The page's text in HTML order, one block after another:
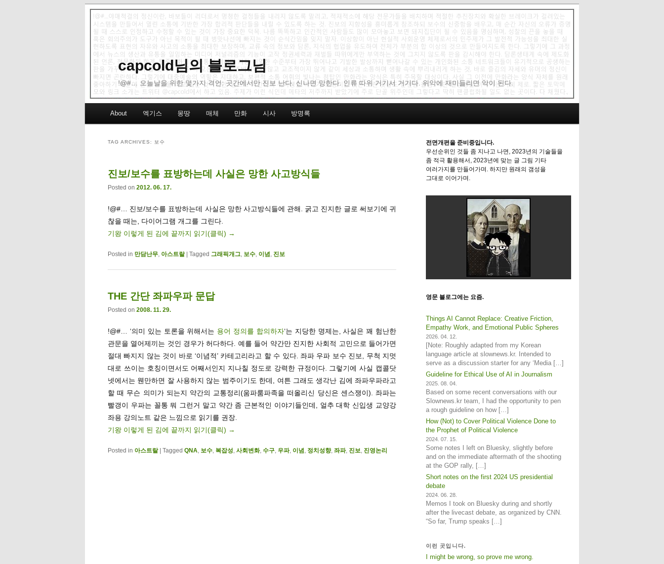
capcold님의 블로그님
!@#… 오늘날을 위한 몇가지 격언: 곳간에서만 진보 난다. 신나면 망한다. 인류 따위 거기서 거기다. 위악에 재미들리면 악이 된다.
Skip to primary content
Skip to secondary content
About 엑기스 몽땅 매체 만화 시사 방명록
TAG ARCHIVES: 보수
진보/보수를 표방하는데 사실은 망한 사고방식들
Posted on 2012. 06. 17.
!@#… 진보/보수를 표방하는데 사실은 망한 사고방식들에 관해. 굵고 진지한 글로 써보기에 귀
찮을 때는, 다이어그램 개그를 그린다.
기왕 이렇게 된 김에 끝까지 읽기(클릭) →
Posted in 만담난무, 아스트랄 Tagged 그래픽개그, 보수, 이념 , 진보
THE 간단 좌파우파 문답
Posted on 2008. 11. 29.
!@#… ‘의미 있는 토론을 위해서는 용어 정의를 합의하자‘는 지당한 명제는, 사실은 꽤 험난한
관문을 열어제끼는 것인 경우가 허다하다. 예를 들어 약간만 진지한 사회적 고민으로 들어가면
절대 빠지지 않는 것이 바로 ‘이념적’ 카테고리라고 할 수 있다. 좌파 우파 보수 진보, 무척 지멋
대로 쓰이는 호칭이면서도 어째서인지 지나칠 정도로 강력한 규정이다. 그렇기에 사실 캡콜닷
넷에서는 웬만하면 잘 사용하지 않는 범주이기도 한데, 여튼 그래도 생각난 김에 좌파우파라고
할 때 무슨 의미가 되는지 약간의 교통정리(움파룸파족을 떠올리신 당신은 센스쟁이). 좌파는
빨갱이 우파는 꼴통 뭐 그런거 말고 약간 좀 근본적인 이야기들인데, 얼추 대학 신입생 교양강
좌용 강의노트 같은 느낌으로 읽기를 권장.
기왕 이렇게 된 김에 끝까지 읽기(클릭) →
Posted in 아스트랄 Tagged QNA, 보수, 복잡성, 사회변화, 수구, 우파, 이념 , 정치성향, 좌파, 진보, 진영논리
전면개편을 준비중입니다.
우선순위인 것들 좀 지나고 나면, 2023년의 기술들을
좀 적극 활용해서, 2023년에 맞는 글 그림 기타
여러가지를 만들어가며. 하지만 원래의 갬성을
그대로 이어가며.
영문 블로그에는 요즘.
Things AI Cannot Replace: Creative Friction,
Empathy Work, and Emotional Public Spheres
2026. 04. 12.
[Note: Roughly adapted from my Korean
language article at slownews.kr. Intended to
serve as a discussion starter for any ‘Media […]
Guideline for Ethical Use of AI in Journalism
2025. 08. 04.
Based on some recent conversations with our
Slownews.kr team, I had the opportunity to pen
a rough guideline on how […]
How (Not) to Cover Political Violence Done to
the Prophet of Political Violence
2024. 07. 15.
Some notes I left on Bluesky, slightly before
and on the immediate aftermath of the shooting
at the GOP rally, […]
Short notes on the first 2024 US presidential
debate
2024. 06. 28.
Memos I took on Bluesky during and shortly
after the livecast debate, as organized by CNN.
“So far, Trump speaks […]
이런 곳입니다.
I might be wrong, so prove me wrong.